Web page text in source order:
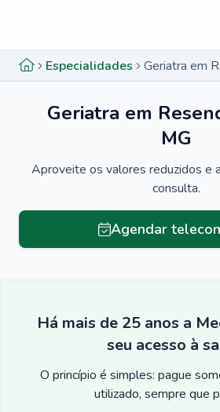
Especialidades
Geriatra em
MG
Aproveite os valores reduzidos e
consulta.
Agendar
Há mais de 25 anos a
seu acesso à
O princípio é simples: pague
utilizado, sempre que